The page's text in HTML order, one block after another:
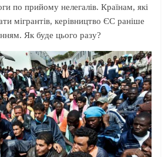
по прийому нелегалів. Країнам, які
мігрантів, керівництво ЄС раніше
Як буде цього разу?